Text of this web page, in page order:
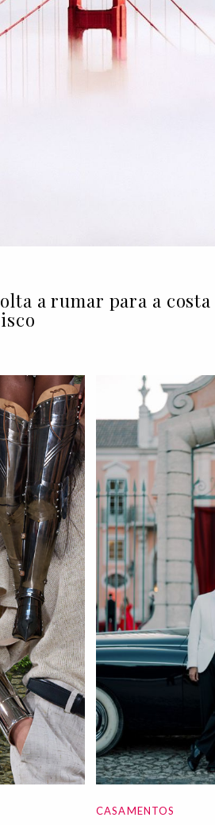
a rumar para a
CASAMENTOS